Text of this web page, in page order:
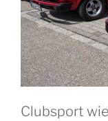
Clubsport